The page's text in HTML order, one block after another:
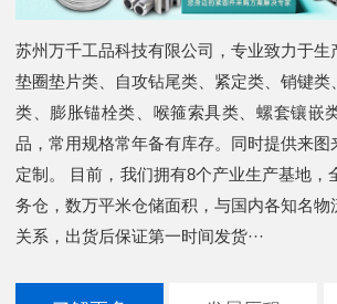
苏州万千工品科技有限公司，专业致力于生
垫圈垫片类、自攻钻尾类、紧定类、销键类
类、膨胀锚栓类、喉箍索具类、螺套镶嵌
品，常用规格常年备有库存。同时提供来图
定制。 目前，我们拥有8个产业生产基地，
务仓，数万平米仓储面积，与国内各知名物
关系，出货后保证第一时间发货···